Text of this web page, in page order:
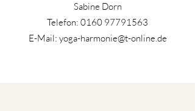
Sabine Dorn
Telefon: 0160 97791563
E-Mail: yoga-harmonie@t-online.de